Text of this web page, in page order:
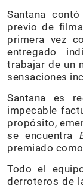
Santana
previo de
primera vez
entregado
trabajar de un
sensaciones
Santana es
impecable
propósito,
se encuentra
premiado
Todo el
derroteros de